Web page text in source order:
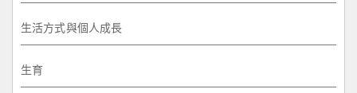
生活方式與個人成長
生育